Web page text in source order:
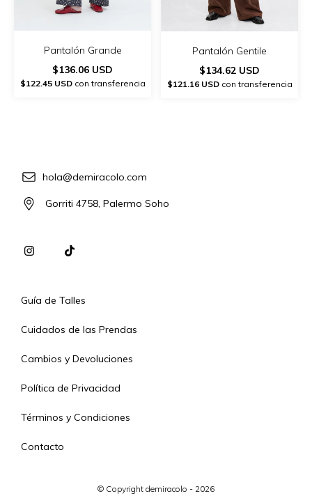
Pantalón Grande
$136.06 USD
$122.45 USDcon transferencia
Pantalón Gentile
$134.62 USD
$121.16 USDcon transferencia
hola@demiracolo.com
Gorriti 4758, Palermo Soho
Guía de Talles
Cuidados de las Prendas
Cambios y Devoluciones
Política de Privacidad
Términos y Condiciones
Contacto
© Copyright demiracolo - 2026